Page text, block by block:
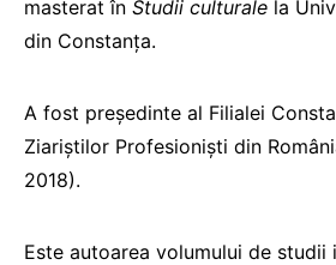
masterat în Studii culturale la
din Constanța.
A fost președinte al Filialei
Ziariștilor Profesioniști din
2018).
Este autoarea volumului de studii